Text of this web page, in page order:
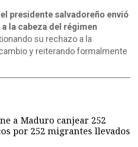
el presidente salvadoreño envió
la cabeza del régimen
su rechazo a la
y reiterando formalmente
a Maduro canjear 252
por 252 migrantes llevados